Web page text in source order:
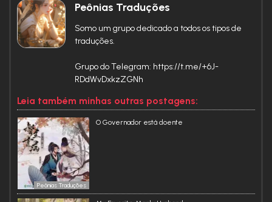
Casal: Mo Cong (Filho Mais Velho do Professor Mo) e An Jie
(ex-mafioso astuto)
Obs: Tive que criar uma sinopse por que não tinha, ai ai
Priest!
Equipe: Anny e Vick
Peônias Traduções
Somo um grupo dedicado a todos os tipos de
traduções.
Grupo do Telegram: https://t.me/+6J-
RDdWvDxkzZGNh
Leia também minhas outras postagens:
Peônias Traduções
O Governador está doente